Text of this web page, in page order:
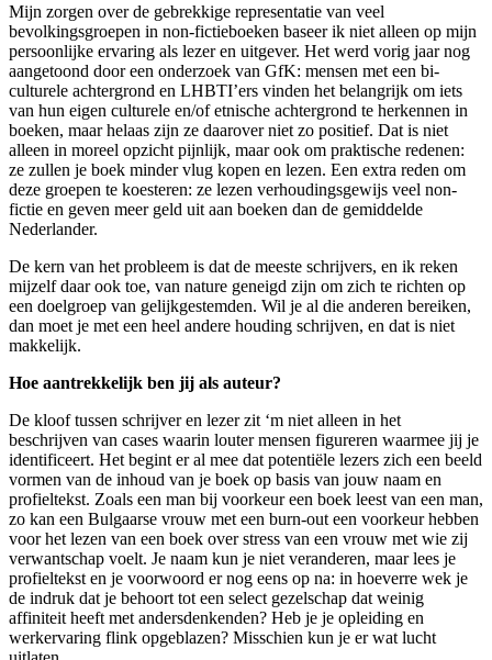
Mijn zorgen over de gebrekkige representatie van veel
bevolkingsgroepen in non-fictieboeken baseer ik niet alleen op mijn
persoonlijke ervaring als lezer en uitgever. Het werd vorig jaar nog
aangetoond door een onderzoek van GfK: mensen met een bi-
culturele achtergrond en LHBTI’ers vinden het belangrijk om iets
van hun eigen culturele en/of etnische achtergrond te herkennen in
boeken, maar helaas zijn ze daarover niet zo positief. Dat is niet
alleen in moreel opzicht pijnlijk, maar ook om praktische redenen:
ze zullen je boek minder vlug kopen en lezen. Een extra reden om
deze groepen te koesteren: ze lezen verhoudingsgewijs veel non-
fictie en geven meer geld uit aan boeken dan de gemiddelde
Nederlander.
De kern van het probleem is dat de meeste schrijvers, en ik reken
mijzelf daar ook toe, van nature geneigd zijn om zich te richten op
een doelgroep van gelijkgestemden. Wil je al die anderen bereiken,
dan moet je met een heel andere houding schrijven, en dat is niet
makkelijk.
Hoe aantrekkelijk ben jij als auteur?
De kloof tussen schrijver en lezer zit ‘m niet alleen in het
beschrijven van cases waarin louter mensen figureren waarmee jij je
identificeert. Het begint er al mee dat potentiële lezers zich een beeld
vormen van de inhoud van je boek op basis van jouw naam en
profieltekst. Zoals een man bij voorkeur een boek leest van een man,
zo kan een Bulgaarse vrouw met een burn-out een voorkeur hebben
voor het lezen van een boek over stress van een vrouw met wie zij
verwantschap voelt. Je naam kun je niet veranderen, maar lees je
profieltekst en je voorwoord er nog eens op na: in hoeverre wek je
de indruk dat je behoort tot een select gezelschap dat weinig
affiniteit heeft met andersdenkenden? Heb je je opleiding en
werkervaring flink opgeblazen? Misschien kun je er wat lucht